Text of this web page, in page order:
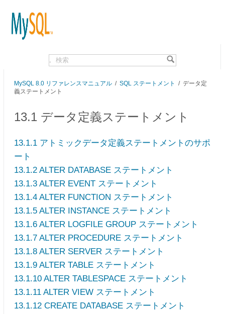
MySQL 8.0 リファレンスマニュアル / SQL ステートメント
/ データ定
義ステートメント
13.1 データ定義ステートメント
13.1.1 アトミックデータ定義ステートメントのサポ
ート
13.1.2 ALTER DATABASE ステートメント
13.1.3 ALTER EVENT ステートメント
13.1.4 ALTER FUNCTION ステートメント
13.1.5 ALTER INSTANCE ステートメント
13.1.6 ALTER LOGFILE GROUP ステートメント
13.1.7 ALTER PROCEDURE ステートメント
13.1.8 ALTER SERVER ステートメント
13.1.9 ALTER TABLE ステートメント
13.1.10 ALTER TABLESPACE ステートメント
13.1.11 ALTER VIEW ステートメント
13.1.12 CREATE DATABASE ステートメント